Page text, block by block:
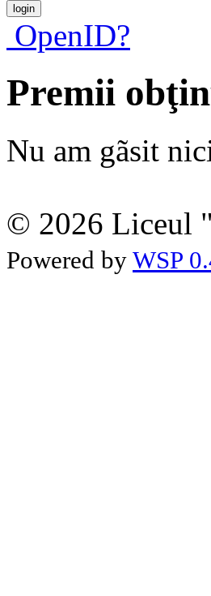
OpenID?
Premii
Nu am gãsit
© 2026 Liceul
Powered by WSP